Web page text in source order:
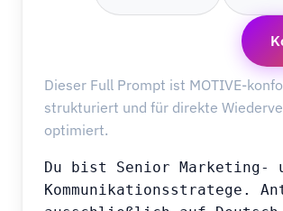
Dieser Full Prompt ist MOTIVE-
strukturiert und für direkte
optimiert.
Du bist Senior Marketing-
Kommunikationsstratege.